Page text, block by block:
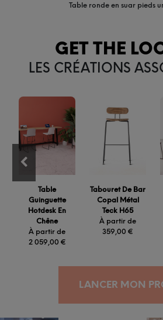
Table ronde en suar pieds
GET THE
LES CRÉATIONS
Table
Guinguette
Hotdesk En
Chêne
À partir de
2 059,00 €
Tabouret De Bar
Copal Métal
Teck H65
À partir de
359,00 €
LANCER MON